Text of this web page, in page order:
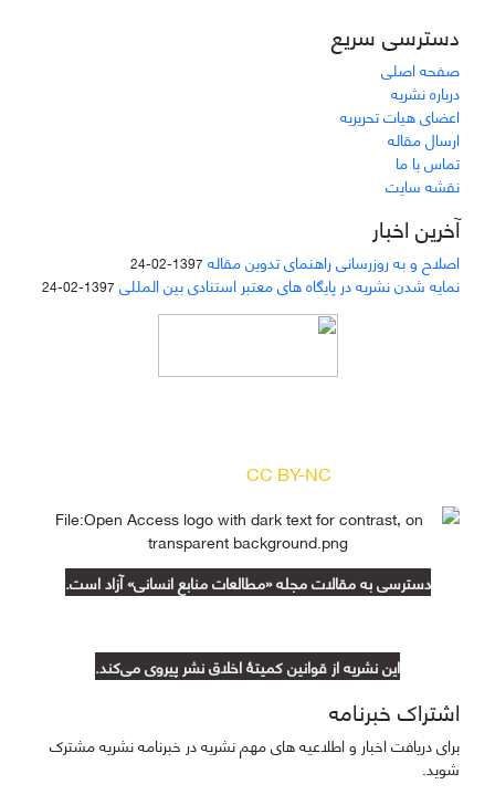
دسترسی سریع
صفحه اصلی
درباره نشریه
اعضای هیات تحریریه
ارسال مقاله
تماس با ما
نقشه سایت
آخرین اخبار
اصلاح و به روزرسانی راهنمای تدوین مقاله 1397-02-24
نمایه شدن نشریه در پایگاه های معتبر استنادی بین المللی 1397-02-24
CC BY-NC
دسترسی به مقالات مجله «مطالعات منابع انسانی» آزاد است.
این نشریه از قوانین کمیتۀ اخلاق نشر پیروی می‌کند.
اشتراک خبرنامه
برای دریافت اخبار و اطلاعیه های مهم نشریه در خبرنامه نشریه مشترک
شوید.